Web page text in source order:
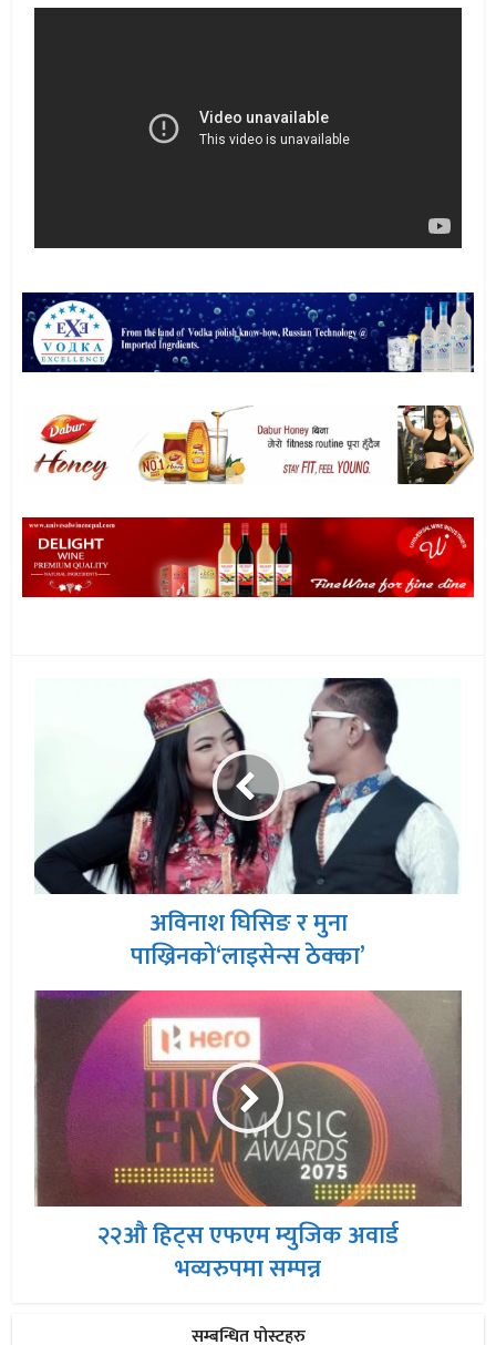
अविनाश घिसिङ र मुना
पाख्रिनको‘लाइसेन्स ठेक्का’
२२औ हिट्स एफएम म्युजिक अवार्ड
भव्यरुपमा सम्पन्न
सम्बन्धित पोस्टहरु